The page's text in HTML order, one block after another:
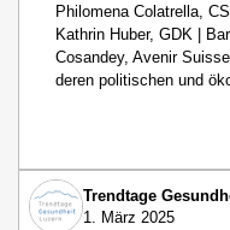
Philomena Colatrella,
Kathrin Huber, GDK |
Cosandey, Avenir
deren politischen und
Trendtage
1. März 2025